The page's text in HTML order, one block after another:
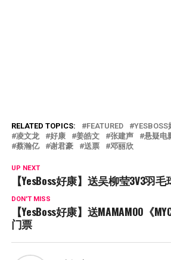
RELATED TOPICS: FEATURED YESBOSS
凌文龙
好康 姜皓文 张建声 悬疑电
蔡瀚亿
谢君豪 送票 邓丽欣
UP NEXT
【YesBoss好康】送吴柳莹3V3羽
DON'T MISS
【YesBoss好康】送MAMAMOO《
门票